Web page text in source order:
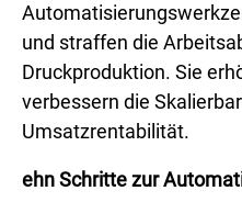
und straffen die
Druckproduktion. Sie
verbessern die
Umsatzrentabilität.
ehn Schritte zur